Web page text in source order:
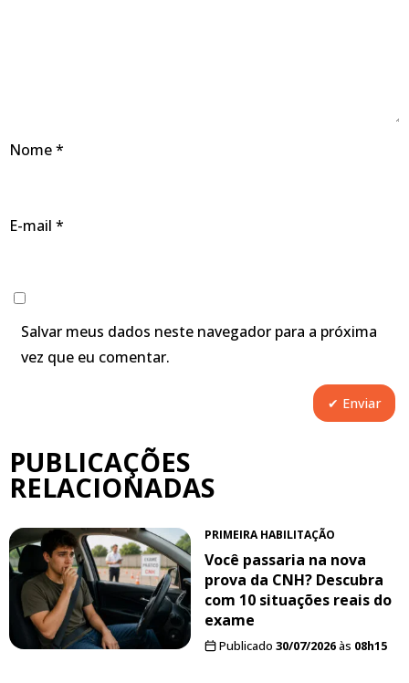
Nome*
E-mail *
Salvar meus dados neste navegador para a próxima
vez que eu comentar.
PUBLICAÇÕES
RELACIONADAS
PRIMEIRA HABILITAÇÃO
Você passaria na nova
prova da CNH? Descubra
com 10 situações reais do
exame
Publicado 30/07/2026às 08h15